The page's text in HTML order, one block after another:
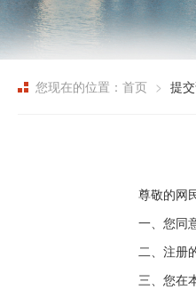
您现在的位置：首页 提
尊敬的网
一、您同
二、注册
三、您在